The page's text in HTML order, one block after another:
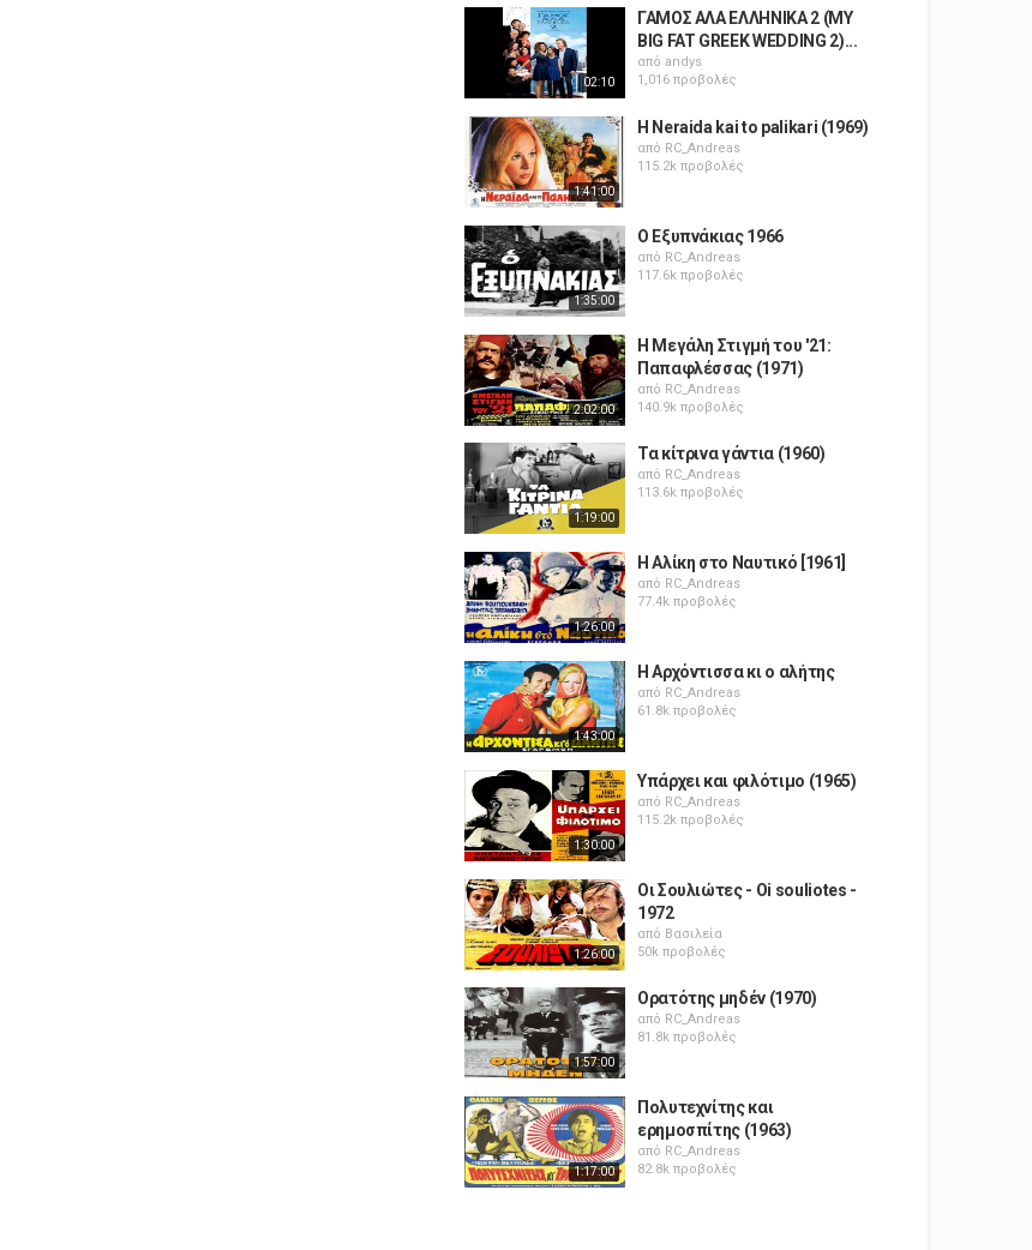
02:10
ΓΑΜΟΣ ΑΛΑ ΕΛΛΗΝΙΚΑ 2 (MY
BIG FAT GREEK WEDDING 2)...
από andys
1,016 προβολές
1:41:00
H Neraida kai to palikari (1969)
από RC_Andreas
115.2k προβολές
1:35:00
Ο Εξυπνάκιας 1966
από RC_Andreas
117.6k προβολές
2:02:00
Η Μεγάλη Στιγμή του '21:
Παπαφλέσσας (1971)
από RC_Andreas
140.9k προβολές
1:19:00
Τα κίτρινα γάντια (1960)
από RC_Andreas
113.6k προβολές
1:26:00
Η Αλίκη στο Ναυτικό [1961]
από RC_Andreas
77.4k προβολές
1:43:00
Η Αρχόντισσα κι ο αλήτης
από RC_Andreas
61.8k προβολές
1:30:00
Υπάρχει και φιλότιμο (1965)
από RC_Andreas
115.2k προβολές
1:26:00
Οι Σουλιώτες - Oi souliotes -
1972
από Βασιλεία
50k προβολές
1:57:00
Ορατότης μηδέν (1970)
από RC_Andreas
81.8k προβολές
1:17:00
Πολυτεχνίτης και
ερημοσπίτης (1963)
από RC_Andreas
82.8k προβολές